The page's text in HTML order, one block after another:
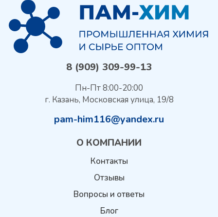
8 (909) 309-99-13
Пн-Пт 8:00-20:00
г. Казань, Московская улица, 19/8
pam-him116@yandex.ru
О КОМПАНИИ
Контакты
Отзывы
Вопросы и ответы
Блог